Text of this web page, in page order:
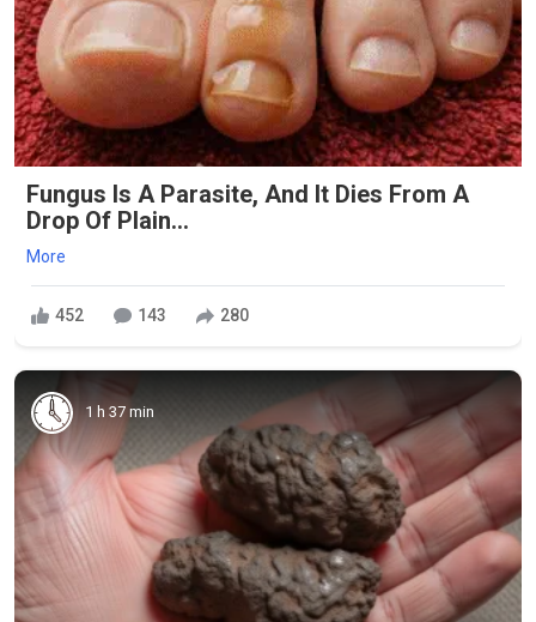
Fungus Is A Parasite, And It Dies From A
Drop Of Plain...
More
452 143 280
1 h 37 min